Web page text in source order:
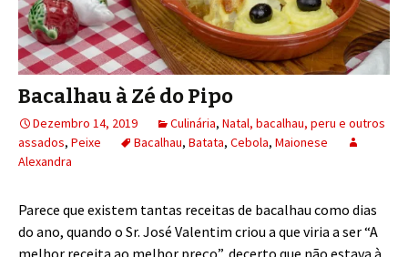
Bacalhau à Zé do Pipo
Dezembro 14, 2019 Culinária, Natal, bacalhau, peru e outros
assados, Peixe Bacalhau, Batata, Cebola, Maionese
Alexandra
Parece que existem tantas receitas de bacalhau como dias
do ano, quando o Sr. José Valentim criou a que viria a ser “A